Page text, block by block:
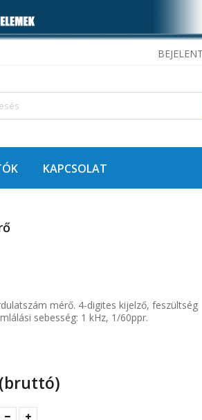
KAPCSOLAT
mérő. 4-digites kijelző, feszültség
sebesség: 1 kHz, 1/60ppr.
(bruttó)